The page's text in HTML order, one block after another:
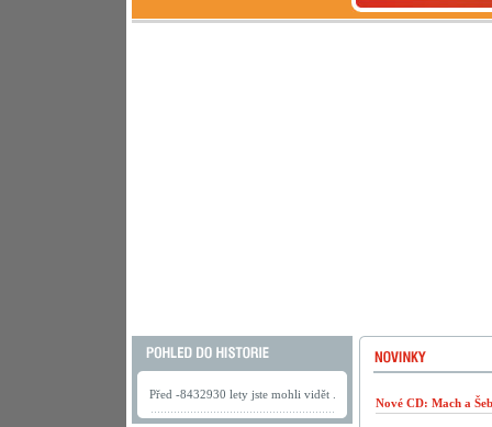
Před -8432930 lety jste mohli vidět .
Nové CD: Mach a